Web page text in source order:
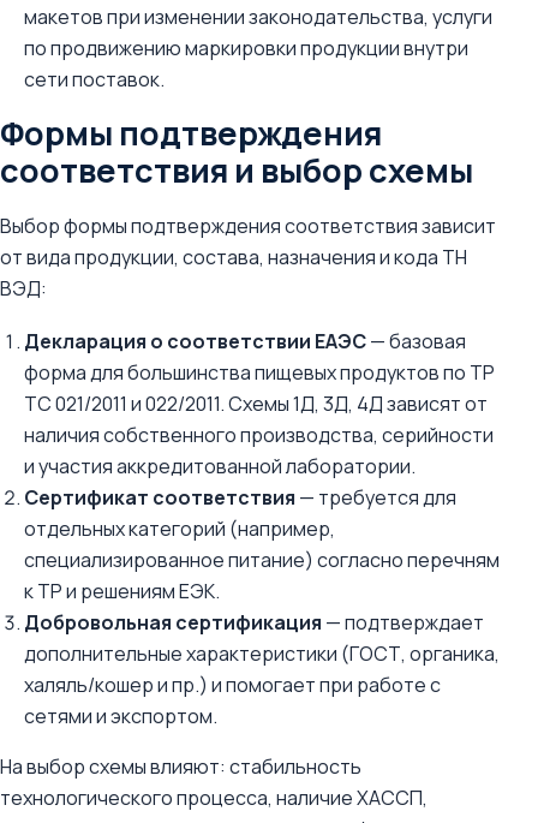
макетов при изменении законодательства, услуги
по продвижению маркировки продукции внутри
сети поставок.
Формы подтверждения
соответствия и выбор схемы
Выбор формы подтверждения соответствия зависит
от вида продукции, состава, назначения и кода ТН
ВЭД:
Декларация о соответствии ЕАЭС— базовая
форма для большинства пищевых продуктов по ТР
ТС 021/2011 и 022/2011. Схемы 1Д, 3Д, 4Д зависят от
наличия собственного производства, серийности
и участия аккредитованной лаборатории.
Сертификат соответствия — требуется для
отдельных категорий (например,
специализированное питание) согласно перечням
к ТР и решениям ЕЭК.
Добровольная сертификация — подтверждает
дополнительные характеристики (ГОСТ, органика,
халяль/кошер и пр.) и помогает при работе с
сетями и экспортом.
На выбор схемы влияют: стабильность
технологического процесса, наличие ХАССП,